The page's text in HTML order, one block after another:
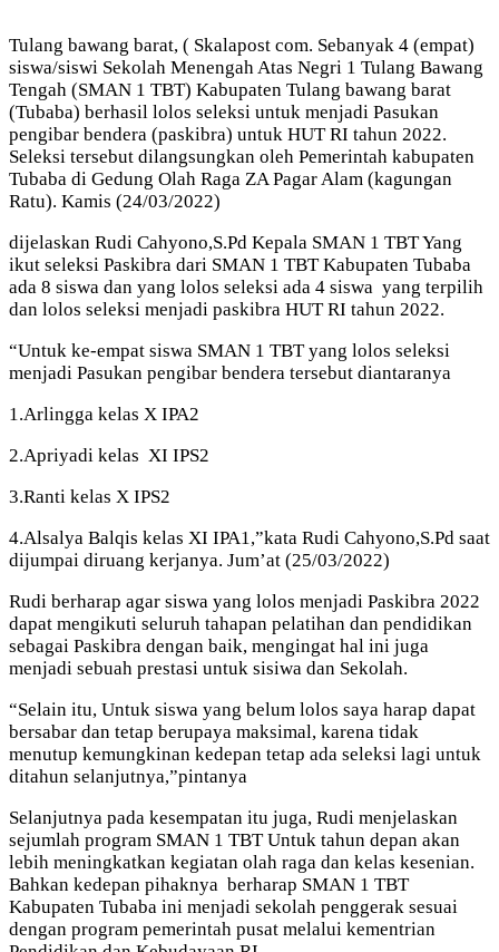
Tulang bawang barat, ( Skalapost com. Sebanyak 4 (empat)
siswa/siswi Sekolah Menengah Atas Negri 1 Tulang Bawang
Tengah (SMAN 1 TBT) Kabupaten Tulang bawang barat
(Tubaba) berhasil lolos seleksi untuk menjadi Pasukan
pengibar bendera (paskibra) untuk HUT RI tahun 2022.
Seleksi tersebut dilangsungkan oleh Pemerintah kabupaten
Tubaba di Gedung Olah Raga ZA Pagar Alam (kagungan
Ratu). Kamis (24/03/2022)
dijelaskan Rudi Cahyono,S.Pd Kepala SMAN 1 TBT Yang
ikut seleksi Paskibra dari SMAN 1 TBT Kabupaten Tubaba
ada 8 siswa dan yang lolos seleksi ada 4 siswa yang terpilih
dan lolos seleksi menjadi paskibra HUT RI tahun 2022.
“Untuk ke-empat siswa SMAN 1 TBT yang lolos seleksi
menjadi Pasukan pengibar bendera tersebut diantaranya
1.Arlingga kelas X IPA2
2.Apriyadi kelas XI IPS2
3.Ranti kelas X IPS2
4.Alsalya Balqis kelas XI IPA1,”kata Rudi Cahyono,S.Pd saat
dijumpai diruang kerjanya. Jum’at (25/03/2022)
Rudi berharap agar siswa yang lolos menjadi Paskibra 2022
dapat mengikuti seluruh tahapan pelatihan dan pendidikan
sebagai Paskibra dengan baik, mengingat hal ini juga
menjadi sebuah prestasi untuk sisiwa dan Sekolah.
“Selain itu, Untuk siswa yang belum lolos saya harap dapat
bersabar dan tetap berupaya maksimal, karena tidak
menutup kemungkinan kedepan tetap ada seleksi lagi untuk
ditahun selanjutnya,”pintanya
Selanjutnya pada kesempatan itu juga, Rudi menjelaskan
sejumlah program SMAN 1 TBT Untuk tahun depan akan
lebih meningkatkan kegiatan olah raga dan kelas kesenian.
Bahkan kedepan pihaknya berharap SMAN 1 TBT
Kabupaten Tubaba ini menjadi sekolah penggerak sesuai
dengan program pemerintah pusat melalui kementrian